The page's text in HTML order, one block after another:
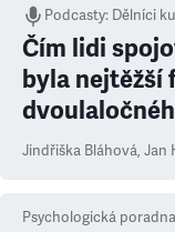
Podcasty: Dělníci
Čím lidi
byla nejtěžší
Jindřiška Bláhová, Jan
Psychologická poradna